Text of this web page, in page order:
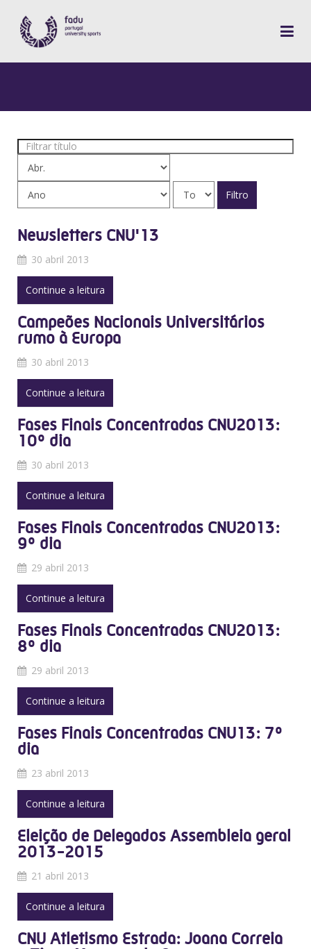
Filtrar
título
Filtro
Newsletters CNU'13
30 abril 2013
Continue a leitura
Campeões Nacionais Universitários
rumo à Europa
30 abril 2013
Continue a leitura
Fases Finais Concentradas CNU2013:
10º dia
30 abril 2013
Continue a leitura
Fases Finais Concentradas CNU2013:
9º dia
29 abril 2013
Continue a leitura
Fases Finais Concentradas CNU2013:
8º dia
29 abril 2013
Continue a leitura
Fases Finais Concentradas CNU13: 7º
dia
23 abril 2013
Continue a leitura
Eleição de Delegados Assembleia geral
2013-2015
21 abril 2013
Continue a leitura
CNU Atletismo Estrada: Joana Correia